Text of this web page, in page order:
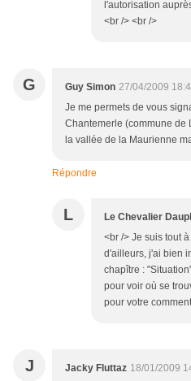
l'autorisation
<br /> <br />
G Guy Simon 27/04/2009
Je me permets de vous
Chantemerle (commune de
la vallée de la Maurienne
Répondre
L Le Chevalier
<br /> Je suis tout
d'ailleurs, j'ai bien
chapître :
pour voir où se
pour votre
J Jacky Fluttaz 18/01/2009